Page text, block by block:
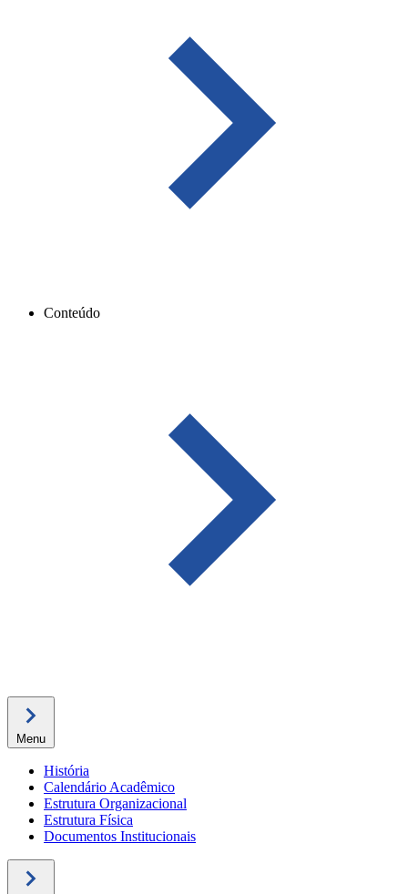
Conteúdo
Menu
História
Calendário Acadêmico
Estrutura Organizacional
Estrutura Física
Documentos Institucionais